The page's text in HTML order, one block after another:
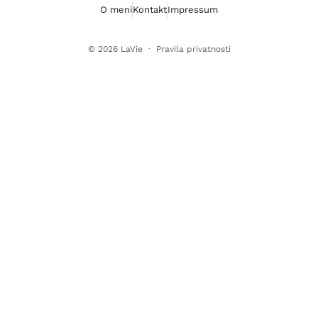
O meniKontaktImpressum
© 2026 LaVie· Pravila privatnosti